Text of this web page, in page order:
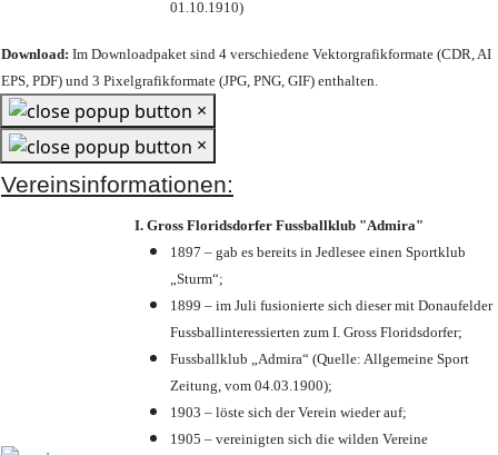
01.10.1910)
Download: Im Downloadpaket sind 4 verschiedene Vektorgrafikformate (CDR, AI
EPS, PDF) und 3 Pixelgrafikformate (JPG, PNG, GIF) enthalten.
×
×
Vereinsinformationen:
I. Gross Floridsdorfer Fussballklub "Admira"
1897 – gab es bereits in Jedlesee einen Sportklub
„Sturm“;
1899 – im Juli fusionierte sich dieser mit Donaufelder
Fussballinteressierten zum I. Gross Floridsdorfer;
Fussballklub „Admira“ (Quelle: Allgemeine Sport
Zeitung, vom 04.03.1900);
1903 – löste sich der Verein wieder auf;
1905 – vereinigten sich die wilden Vereine